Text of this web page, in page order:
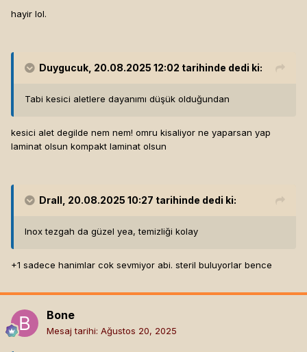
hayir lol.
Duygucuk , 20.08.2025 12:02 tarihinde dedi ki:
Tabi kesici aletlere dayanımı düşük olduğundan
kesici alet degilde nem nem! omru kisaliyor ne yaparsan yap
laminat olsun kompakt laminat olsun
Drall , 20.08.2025 10:27 tarihinde dedi ki:
Inox tezgah da güzel yea, temizliği kolay
+1 sadece hanimlar cok sevmiyor abi. steril buluyorlar bence
Bone
Mesaj tarihi: Ağustos 20, 2025